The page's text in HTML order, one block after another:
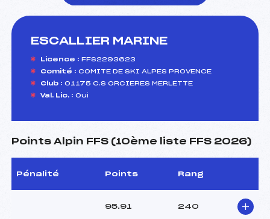
ESCALLIER MARINE
Licence : FFS2293623
Comité : COMITE DE SKI ALPES PROVENCE
Club : 01175 C.S ORCIERES MERLETTE
Val. Lic. : Oui
Points Alpin FFS (10ème liste FFS 2026)
Pénalité Points Rang
95.91 240